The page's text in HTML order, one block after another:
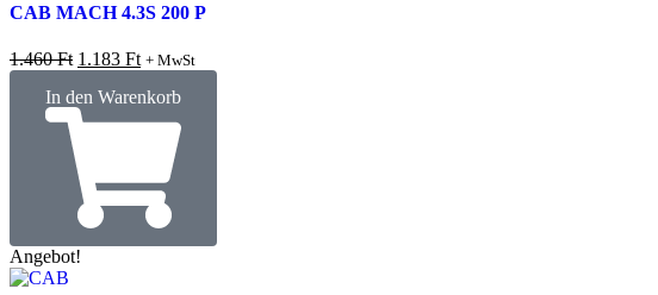
CAB MACH 4.3S 200 P
1.460Ft 1.183 Ft + MwSt
In den Warenkorb
Angebot!